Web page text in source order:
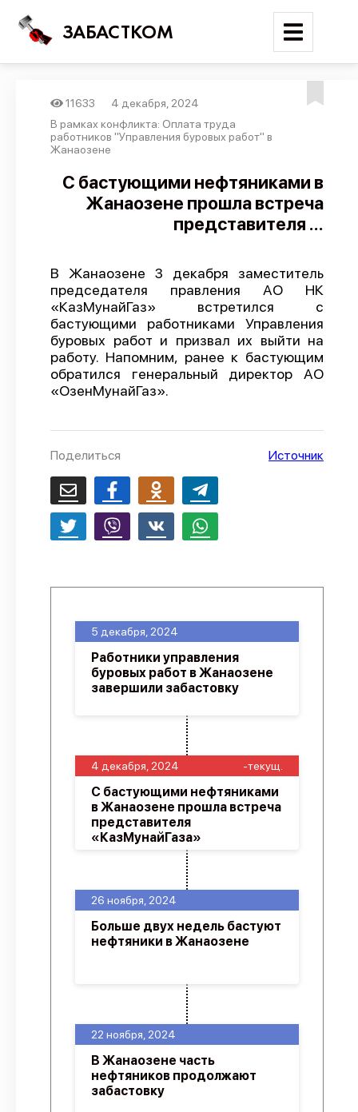
ЗАБАСТКОМ
Войти
Новости
Карта событий
Отчеты
Предложить публикацию
Справочник
API
О проекте
11633
4 декабря, 2024
В рамках конфликта: Оплата труда
работников "Управления буровых работ" в
Жанаозене
С бастующими нефтяниками в
Жанаозене прошла встреча
представителя ...
В Жанаозене 3 декабря заместитель
председателя правления АО НК
«КазМунайГаз» встретился с
бастующими работниками Управления
буровых работ и призвал их выйти на
работу. Напомним, ранее к бастующим
обратился генеральный директор АО
«ОзенМунайГаз».
Поделиться Источник
22 ноября, 2024
В Жанаозене часть
нефтяников продолжают
забастовку
26 ноября, 2024
Больше двух недель бастуют
нефтяники в Жанаозене
4 декабря, 2024 -текущ.
С бастующими нефтяниками
в Жанаозене прошла встреча
представителя
«КазМунайГаза»
5 декабря, 2024
Работники управления
буровых работ в Жанаозене
завершили забастовку